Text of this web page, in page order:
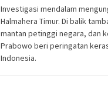
Investigasi mendalam
Halmahera Timur. Di balik
mantan petinggi negara, dan
Prabowo beri peringatan
Indonesia.